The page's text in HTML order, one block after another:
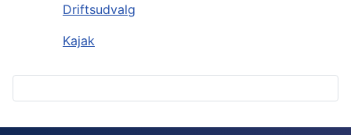
Driftsudvalg
Kajak